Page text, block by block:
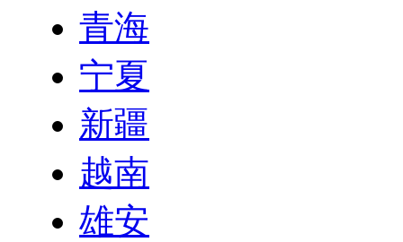
青海
宁夏
新疆
越南
雄安